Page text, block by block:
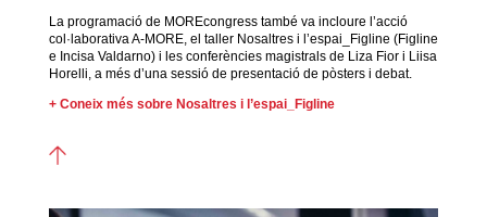
La programació de MOREcongress també va incloure l’acció
col·laborativa A-MORE, el taller Nosaltres i l’espai_Figline (Figline
e Incisa Valdarno) i les conferències magistrals de Liza Fior i Liisa
Horelli, a més d’una sessió de presentació de pòsters i debat.
+ Coneix més sobre Nosaltres i l’espai_Figline